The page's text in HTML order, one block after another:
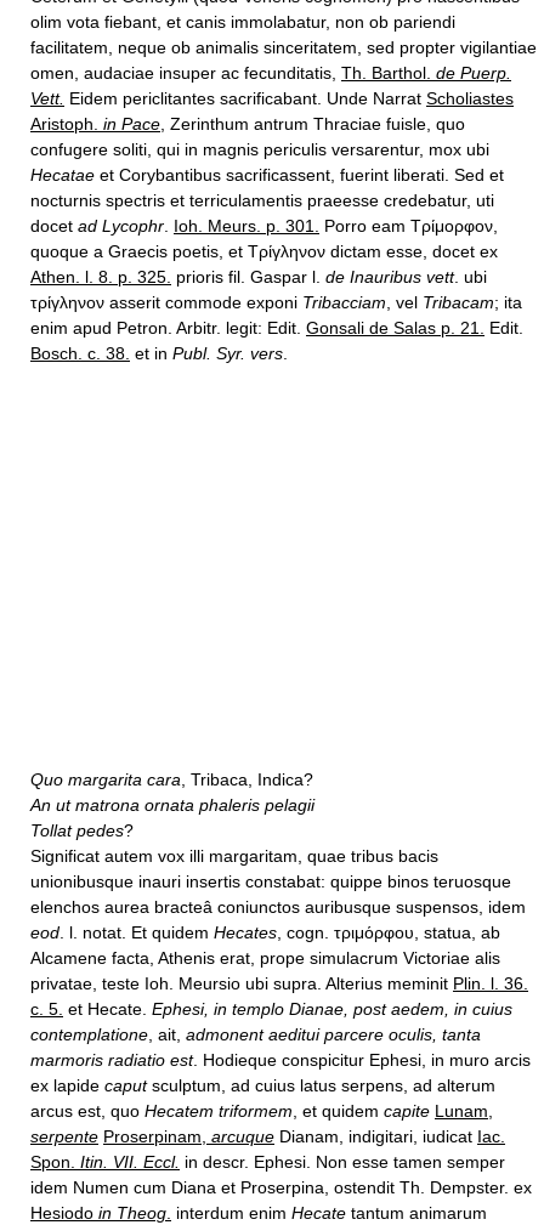
olim vota fiebant, et canis immolabatur, non ob pariendi
facilitatem, neque ob animalis sinceritatem, sed propter vigilantiae
omen, audaciae insuper ac fecunditatis, Th. Barthol. de Puerp.
Vett. Eidem periclitantes sacrificabant. Unde Narrat Scholiastes
Aristoph. in Pace Zerinthum antrum Thraciae fuisle, quo
confugere soliti, qui in magnis periculis versarentur, mox ubi
Hecatae et Corybantibus sacrificassent, fuerint liberati. Sed et
nocturnis spectris et terriculamentis praeesse credebatur, uti
docet ad Lycophr Ioh. Meurs. p. 301.
Porro eam Τρίμορφον,
quoque a Graecis poetis, et Τρίγληνον dictam esse, docet ex
Athen. l. 8. p. 325. prioris fil. Gaspar l. de Inauribus vett. ubi
τρίγληνον asserit commode exponi Tribacciam , vel Tribacam; ita
enim apud Petron. Arbitr. legit: Edit. Gonsali de Salas p. 21.
Edit.
Bosch. c. 38. et in Publ. Syr. vers
Quo margarita cara , Tribaca, Indica?
An ut matrona ornata phaleris pelagii
Tollat pedes?
Significat autem vox illi margaritam, quae tribus bacis
unionibusque inauri insertis constabat: quippe binos teruosque
elenchos aurea bracteâ coniunctos auribusque suspensos, idem
eod . l. notat. Et quidem Hecates , cogn. τριμόρφου, statua, ab
Alcamene facta, Athenis erat, prope simulacrum Victoriae alis
privatae, teste Ioh. Meursio ubi supra. Alterius meminit Plin. l. 36.
c. 5. et Hecate. Ephesi, in templo Dianae, post aedem, in cuius
contemplatione , ait, admonent aeditui parcere oculis, tanta
marmoris radiatio est. Hodieque conspicitur Ephesi, in muro arcis
ex lapide caputsculptum, ad cuius latus serpens, ad alterum
arcus est, quo Hecatem triformem , et quidem capite Lunam,
serpente Proserpinam, arcuque Dianam, indigitari, iudicat Iac.
Spon. Itin. VII. Eccl. in descr. Ephesi. Non esse tamen semper
idem Numen cum Diana et Proserpina, ostendit Th. Dempster. ex
Hesiodo in Theog interdum enim Hecate tantum animarum